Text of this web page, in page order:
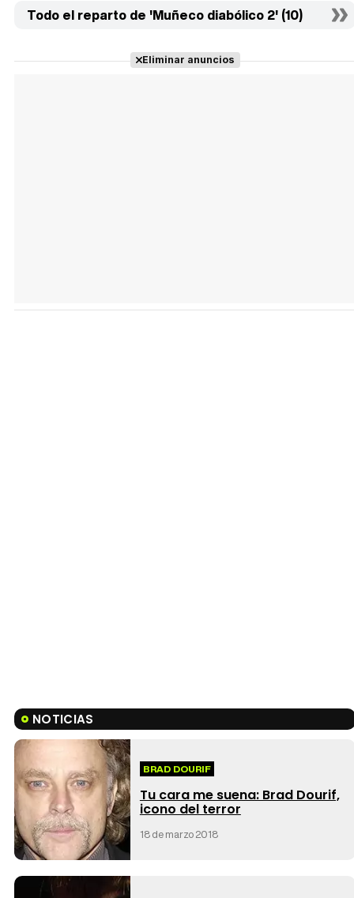
Todo el reparto de 'Muñeco diabólico 2' (10)
Eliminar anuncios
NOTICIAS
BRAD DOURIF
Tu cara me suena: Brad Dourif,
icono del terror
18 de marzo 2018